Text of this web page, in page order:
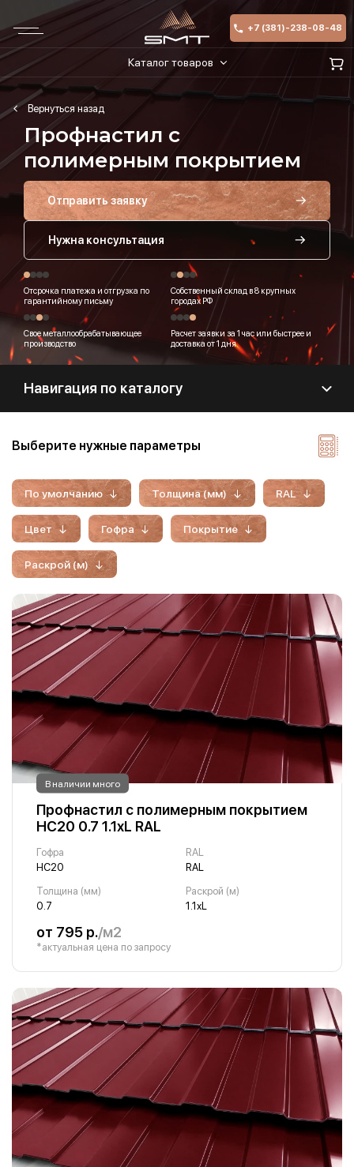
+7 (381)-238-08-48
Каталог товаров
Профнастил с
полимерным покрытием
Отправить заявку
Нужна консультация
Отсрочка платежа и отгрузка по
гарантийному письму
Собственный склад в 8 крупных
городах РФ
Свое металлообрабатывающее
производство
Расчет заявки за 1 час или быстрее и
доставка от 1 дня
Навигация по каталогу
Выберите нужные параметры
По умолчанию Толщина (мм) RAL
Цвет Гофра Покрытие
Раскрой (м)
В наличии много
Профнастил с полимерным покрытием
НС20 0.7 1.1хL RAL
Гофра
НС20
RAL
RAL
Толщина (мм)
0.7
Раскрой (м)
1.1хL
от 795 р./м2
*актуальная цена по запросу